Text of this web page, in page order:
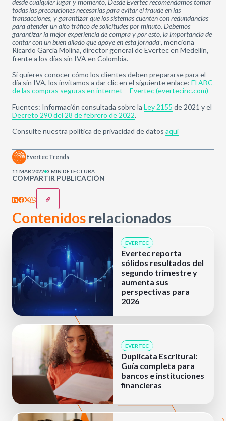
desde cualquier lugar y momento, Desde Evertec recomendamos tomar
todas las precauciones necesarias para evitar el fraude en las
transacciones, y garantizar que los sistemas cuenten con redundancias
para atender un alto tráfico de solicitudes por minuto. Debemos
garantizar la mejor experiencia de compra y por esto, la importancia de
contar con un buen aliado que apoye en esta jornada”, menciona
Ricardo García Molina, director general de Evertec en Medellín,
frente a los días sin IVA en Colombia.
Si quieres conocer cómo los clientes deben prepararse para el
día sin IVA, los invitamos a dar clic en el siguiente enlace: El ABC
de las compras seguras en internet – Evertec (evertecinc.com)
Fuentes: Información consultada sobre la Ley 2155 de 2021 y el
Decreto 290 del 28 de febrero de 2022.
Consulte nuestra política de privacidad de datos aquí
COMPARTIR PUBLICACIÓN
Evertec Trends
11 MAR 2022 3 MIN DE LECTURA
Contenidos relacionados
EVERTEC
Evertec reporta
sólidos resultados del
segundo trimestre y
aumenta sus
perspectivas para
2026
EVERTEC
Duplicata Escritural:
Guía completa para
bancos e instituciones
financieras